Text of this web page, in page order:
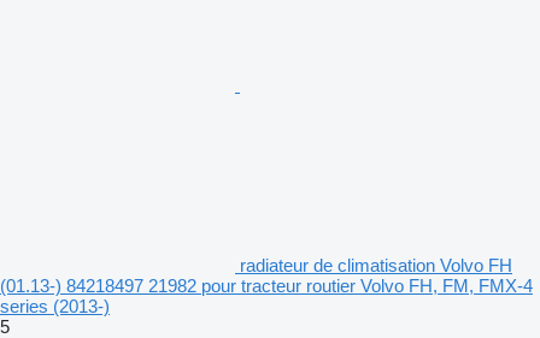
radiateur de climatisation Volvo FH
(01.13-) 84218497 21982 pour tracteur routier Volvo FH, FM, FMX-4
series (2013-)
5